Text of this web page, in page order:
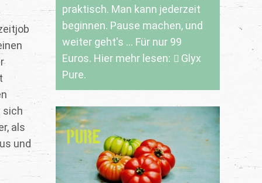
praktisch. Man kann jederzeit
beginnen. Pause machen, und
weiter geht's ... Für nur 99
Euros. Hier mehr lesen:
Glyx
Pure.
sich
als
und